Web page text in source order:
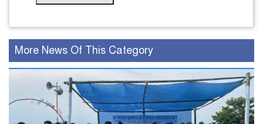
More News Of This Category